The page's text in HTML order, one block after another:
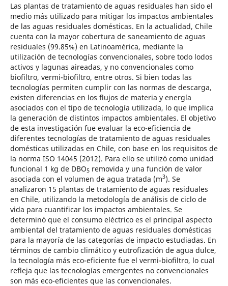
Las plantas de tratamiento de aguas residuales han sido el
medio más utilizado para mitigar los impactos ambientales
de las aguas residuales domésticas. En la actualidad, Chile
cuenta con la mayor cobertura de saneamiento de aguas
residuales (99.85%) en Latinoamérica, mediante la
utilización de tecnologías convencionales, sobre todo lodos
activos y lagunas aireadas, y no convencionales como
biofiltro, vermi-biofiltro, entre otros. Si bien todas las
tecnologías permiten cumplir con las normas de descarga,
existen diferencias en los flujos de materia y energía
asociados con el tipo de tecnología utilizada, lo que implica
la generación de distintos impactos ambientales. El objetivo
de esta investigación fue evaluar la eco-eficiencia de
diferentes tecnologías de tratamiento de aguas residuales
domésticas utilizadas en Chile, con base en los requisitos de
la norma ISO 14045 (2012). Para ello se utilizó como unidad
funcional 1 kg de DBO5removida y una función de valor
asociada con el volumen de agua tratada (m3). Se
analizaron 15 plantas de tratamiento de aguas residuales
en Chile, utilizando la metodología de análisis de ciclo de
vida para cuantificar los impactos ambientales. Se
determinó que el consumo eléctrico es el principal aspecto
ambiental del tratamiento de aguas residuales domésticas
para la mayoría de las categorías de impacto estudiadas. En
términos de cambio climático y eutrofización de agua dulce,
la tecnología más eco-eficiente fue el vermi-biofiltro, lo cual
refleja que las tecnologías emergentes no convencionales
son más eco-eficientes que las convencionales.